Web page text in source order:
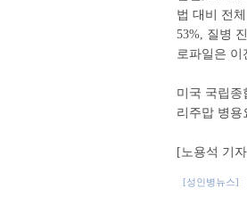
법 대비 전
53%, 질병
로파일은 이
미국 국립종
리주맙 병용
[노용석 기자
[성인병뉴스]